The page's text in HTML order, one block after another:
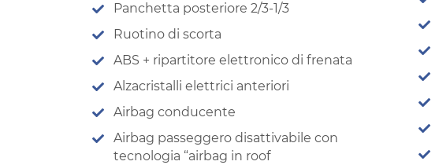
Panchetta posteriore 2/3-1/3
Ruotino di scorta
ABS + ripartitore elettronico di frenata
Alzacristalli elettrici anteriori
Airbag conducente
Airbag passeggero disattivabile con
tecnologia “airbag in roof